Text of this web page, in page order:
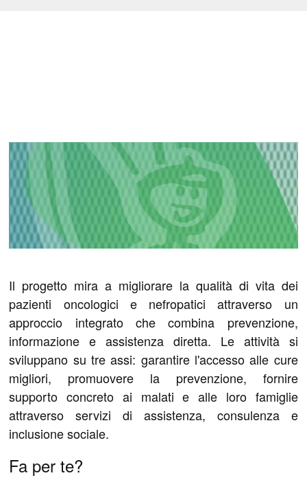
Il progetto mira a migliorare la qualità di vita dei
pazienti oncologici e nefropatici attraverso un
approccio integrato che combina prevenzione,
informazione e assistenza diretta. Le attività si
sviluppano su tre assi: garantire l'accesso alle cure
migliori, promuovere la prevenzione, fornire
supporto concreto ai malati e alle loro famiglie
attraverso servizi di assistenza, consulenza e
inclusione sociale.
Fa per te?